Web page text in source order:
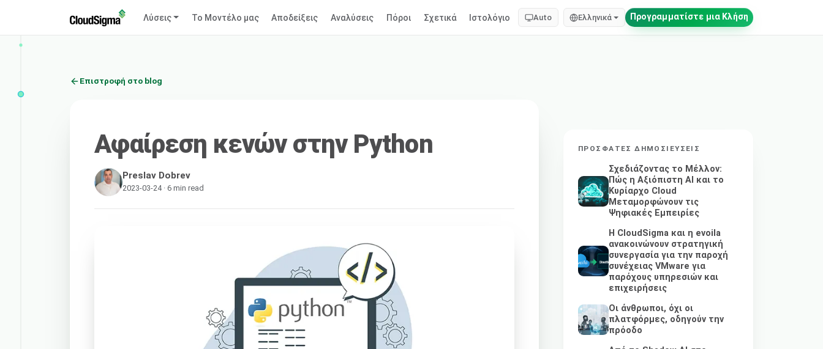
Λύσεις Το Μοντέλο μας Αποδείξεις Αναλύσεις Πόροι Σχετικά Ιστολόγιο Auto Ελληνικά Προγραμματίστε μια Κλήση
Επιστροφή στο blog
Αφαίρεση κενών στην Python
Preslav Dobrev
2023-03-24 · 6 min read
ΠΡΌΣΦΑΤΕΣ ΔΗΜΟΣΙΕΎΣΕΙΣ
Σχεδιάζοντας το Μέλλον:
Πώς η Αξιόπιστη AI και το
Κυρίαρχο Cloud
Μεταμορφώνουν τις
Ψηφιακές Εμπειρίες
Η CloudSigma και η evoila
ανακοινώνουν στρατηγική
συνεργασία για την παροχή
συνέχειας VMware για
παρόχους υπηρεσιών και
επιχειρήσεις
Οι άνθρωποι, όχι οι
πλατφόρμες, οδηγούν την
πρόοδο